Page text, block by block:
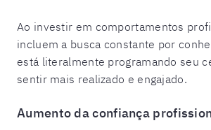
Ao investir em comportamentos
incluem a busca constante por
está literalmente programando seu
sentir mais realizado e engajado.
Aumento da confiança